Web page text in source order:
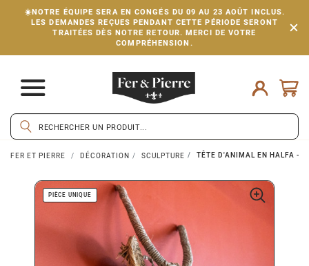
☀️NOTRE ÉQUIPE SERA EN CONGÉS DU 09 AU 23 AOÛT INCLUS.
LES DEMANDES REÇUES PENDANT CETTE PÉRIODE SERONT
TRAITÉES DÈS NOTRE RETOUR. MERCI DE VOTRE
COMPRÉHENSION.
FER ET PIERRE DÉCORATION SCULPTURE TÊTE D'ANIMAL EN HALFA - I
PIÈCE UNIQUE